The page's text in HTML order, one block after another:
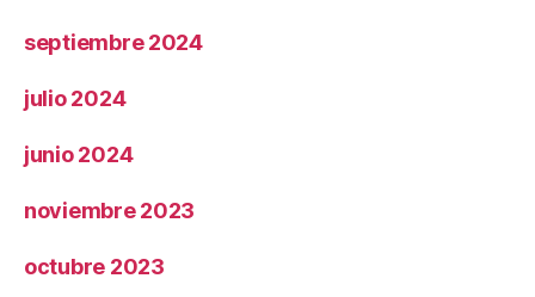
septiembre 2024
julio 2024
junio 2024
noviembre 2023
octubre 2023